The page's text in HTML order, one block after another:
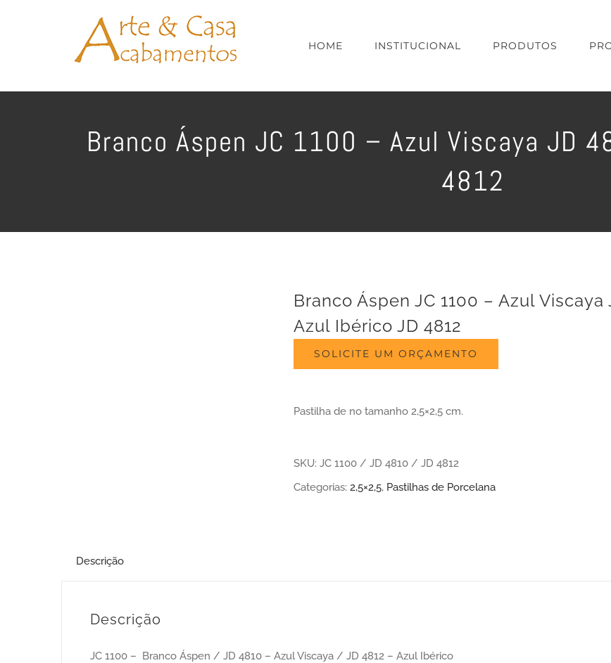
HOME INSTITUCIONAL PRODUTOS
Branco Áspen JC 1100 – Azul Viscaya JD
4812
Branco Áspen JC 1100 – Azul Viscaya
Azul Ibérico JD 4812
SOLICITE UM ORÇAMENTO
Pastilha de no tamanho 2,5×2,5 cm.
SKU: JC 1100 / JD 4810 / JD 4812
Categorias: 2,5×2,5, Pastilhas de Porcelana
Descrição
Descrição
JC 1100 – Branco Áspen / JD 4810 – Azul Viscaya / JD 4812 – Azul Ibérico